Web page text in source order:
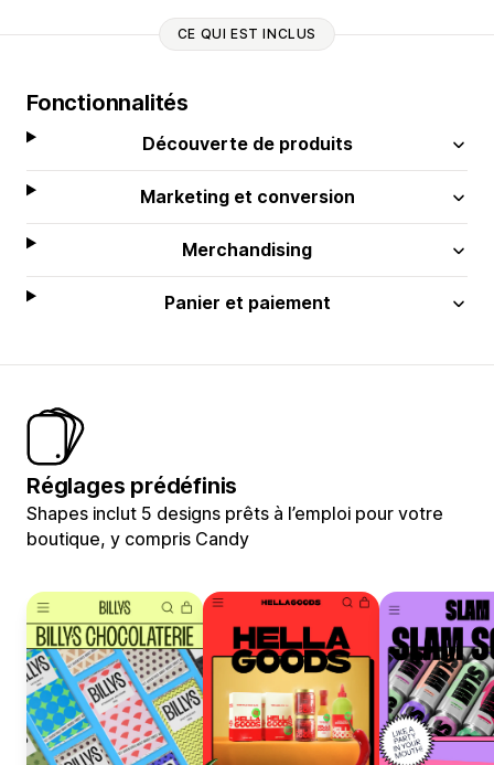
CE QUI EST INCLUS
Fonctionnalités
Découverte de produits
Marketing et conversion
Merchandising
Panier et paiement
Réglages prédéfinis
Shapes inclut 5 designs prêts à l’emploi pour votre
boutique, y compris Candy